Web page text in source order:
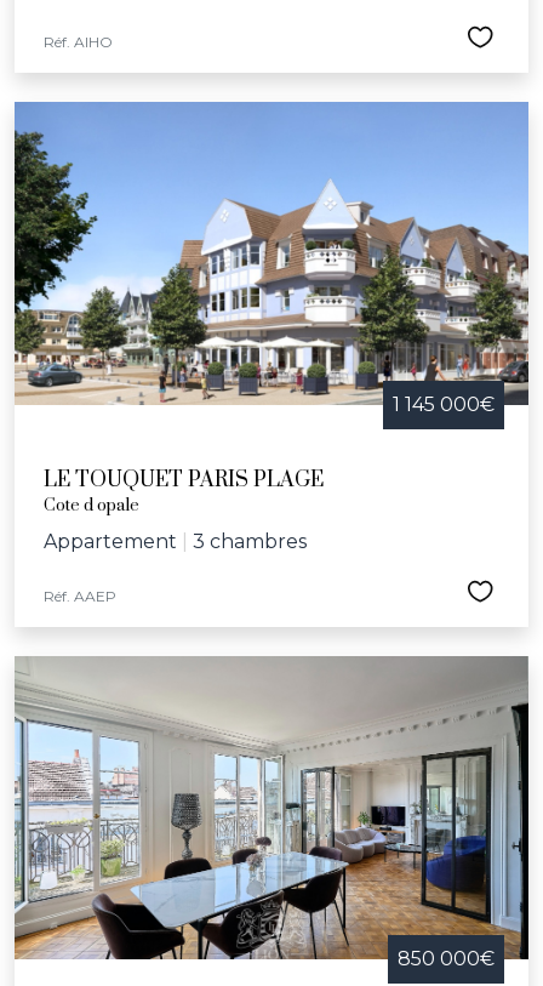
Réf. AIHO
1 145 000€
LE TOUQUET PARIS PLAGE
Cote d opale
Appartement 3 chambres
Réf. AAEP
850 000€